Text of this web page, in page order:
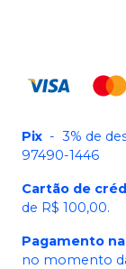
Pix - 3% de
97490-1446
Cartão de
de R$ 100,00.
Pagamento
no momento